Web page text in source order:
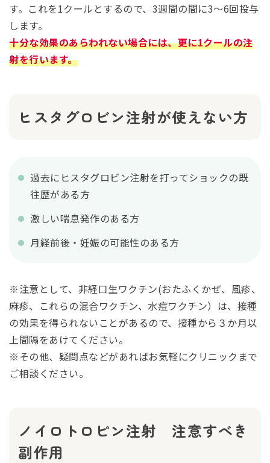
す。これを1クールとするので、3週間の間に3～6回投与
します。
十分な効果のあらわれない場合には、更に1クールの注
射を行います。
ヒスタグロビン注射が使えない方
過去にヒスタグロビン注射を打ってショックの既
往歴がある方
激しい喘息発作のある方
月経前後・妊娠の可能性のある方
※注意として、非経口生ワクチン(おたふくかぜ、風疹、
麻疹、これらの混合ワクチン、水痘ワクチン）は、接種
の効果を得られないことがあるので、接種から３か月以
上間隔をあけてください。
※その他、疑問点などがあればお気軽にクリニックまで
ご相談ください。
ノイロトロピン注射 注意すべき
副作用